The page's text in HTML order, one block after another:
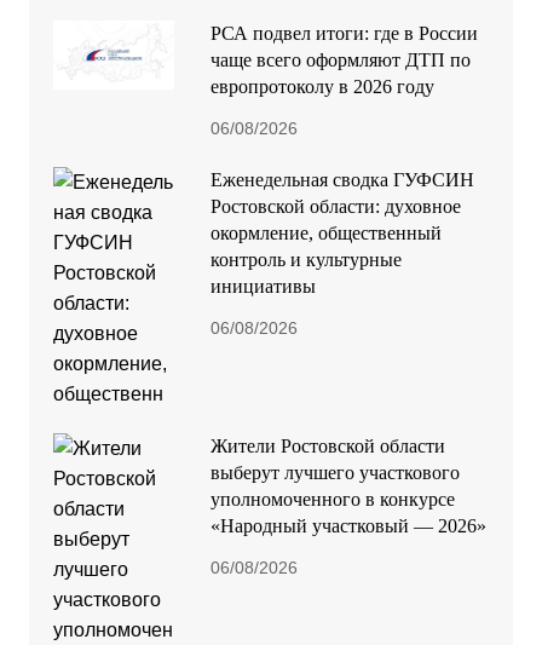
РСА подвел итоги: где в России
чаще всего оформляют ДТП по
европротоколу в 2026 году
06/08/2026
Еженедельная сводка ГУФСИН
Ростовской области: духовное
окормление, общественный
контроль и культурные
инициативы
06/08/2026
Жители Ростовской области
выберут лучшего участкового
уполномоченного в конкурсе
«Народный участковый — 2026»
06/08/2026